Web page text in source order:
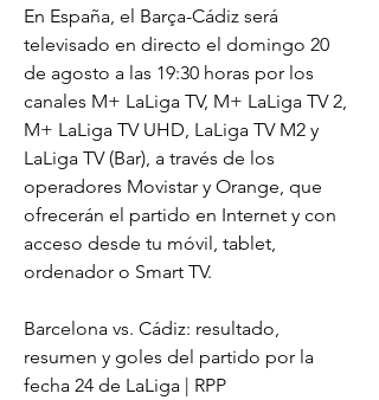
En España, el Barça-Cádiz será
televisado en directo el domingo 20
de agosto a las 19:30 horas​ por los
canales M+ LaLiga TV, M+ LaLiga TV 2,
M+ LaLiga TV UHD, LaLiga TV M2 y
LaLiga TV (Bar), a través de los
operadores Movistar y Orange, que
ofrecerán el partido en Internet y con
acceso desde tu móvil, tablet,
ordenador o Smart TV.
Barcelona vs. Cádiz: resultado,
resumen y goles del partido por la
fecha 24 de LaLiga | RPP